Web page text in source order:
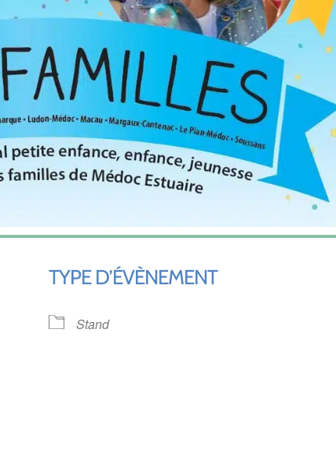
TYPE D’ÉVÈNEMENT
Stand